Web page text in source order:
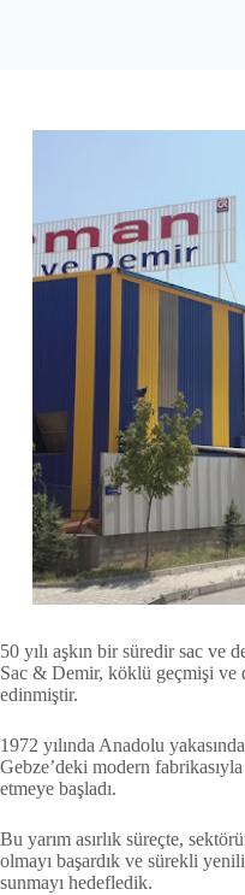
50 yılı aşkın bir süredir sac ve
Sac & Demir, köklü geçmişi ve
edinmiştir.
1972 yılında Anadolu
Gebze’deki modern
etmeye başladı.
Bu yarım asırlık süreçte,
olmayı başardık ve sürekli
sunmayı hedefledik.